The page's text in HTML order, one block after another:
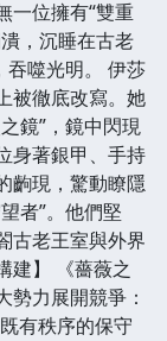
一位擁有“雙重
，沉睡在古老
吞噬光明。 伊莎
被徹底改寫。她
鏡”，鏡中閃現
身著銀甲、手持
齣現，驚動瞭隱
者”。他們堅
古老王室與外界
建】 《薔薇之
力展開競爭：
有秩序的保守